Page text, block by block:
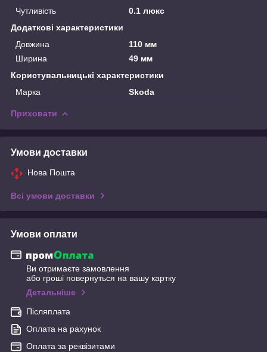
Чутливість
0.1 люкс
Додаткові характеристики
Довжина
110 мм
Ширина
49 мм
Користувальницькі характеристики
Марка
Skoda
Приховати
Умови доставки
Нова Пошта
Всі умови доставки
Умови оплати
Ви отримаєте замовлення
або гроші повернуться на вашу картку
Детальніше
Післяплата
Оплата на рахунок
Оплата за реквізитами